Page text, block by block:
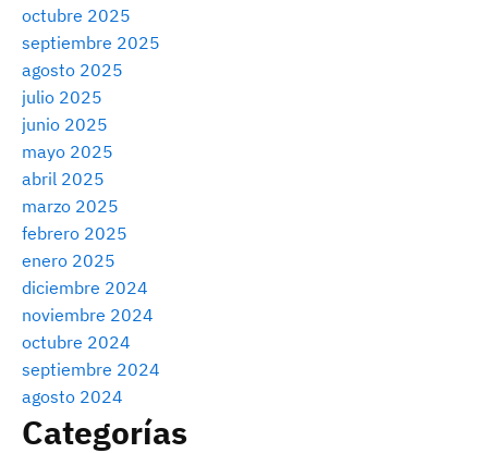
octubre 2025
septiembre 2025
agosto 2025
julio 2025
junio 2025
mayo 2025
abril 2025
marzo 2025
febrero 2025
enero 2025
diciembre 2024
noviembre 2024
octubre 2024
septiembre 2024
agosto 2024
Categorías